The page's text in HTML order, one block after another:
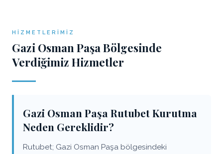
HIZMETLERIMIZ
Gazi Osman Paşa Bölgesinde
Verdiğimiz Hizmetler
Gazi Osman Paşa Rutubet Kurutma
Neden Gereklidir?
Rutubet; Gazi Osman Paşa bölgesindeki